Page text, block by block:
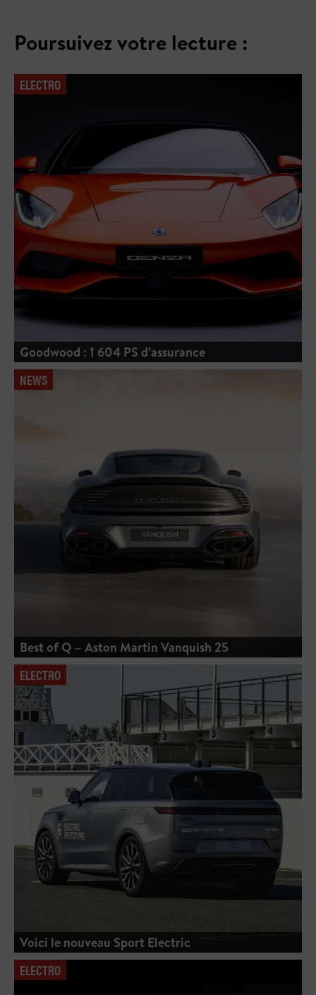
Poursuivez votre lecture :
ELECTRO
Goodwood : 1 604 PS d’assurance
NEWS
Best of Q – Aston Martin Vanquish 25
ELECTRO
Voici le nouveau Sport Electric
ELECTRO